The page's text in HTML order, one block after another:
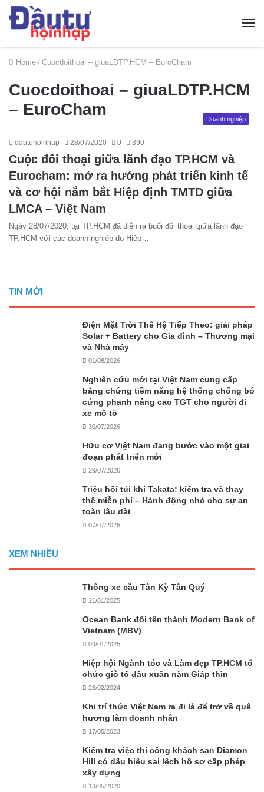
Home / Cuocdoithoai – giuaLDTP.HCM – EuroCham
Cuocdoithoai – giuaLDTP.HCM
– EuroCham
Doanh nghiệp
dautuhoinhap 28/07/2020 0 390
Cuộc đối thoại giữa lãnh đạo TP.HCM và
Eurocham: mở ra hướng phát triển kinh tế
và cơ hội nắm bắt Hiệp định TMTD giữa
LMCA – Việt Nam
Ngày 28/07/2020; tại TP.HCM đã diễn ra buổi đối thoại giữa lãnh đạo
TP.HCM với các doanh nghiệp do Hiệp…
TIN MỚI
Điện Mặt Trời Thế Hệ Tiếp Theo: giải pháp
Solar + Battery cho Gia đình – Thương mại
và Nhà máy
01/08/2026
Nghiên cứu mới tại Việt Nam cung cấp
bằng chứng tiềm năng hệ thống chống bó
cứng phanh nâng cao TGT cho người đi
xe mô tô
30/07/2026
Hữu cơ Việt Nam đang bước vào một giai
đoạn phát triển mới
29/07/2026
Triệu hồi túi khí Takata: kiểm tra và thay
thế miễn phí – Hành động nhỏ cho sự an
toàn lâu dài
07/07/2026
XEM NHIỀU
Thông xe cầu Tân Kỳ Tân Quý
21/01/2025
Ocean Bank đổi tên thành Modern Bank of
Vietnam (MBV)
04/01/2025
Hiệp hội Ngành tóc và Làm đẹp TP.HCM tổ
chức giỗ tổ đầu xuân năm Giáp thìn
28/02/2024
Khi trí thức Việt Nam ra đi là để trở về quê
hương làm doanh nhân
17/05/2023
Kiểm tra việc thi công khách sạn Diamon
Hill có dấu hiệu sai lệch hồ sơ cấp phép
xây dựng
13/05/2020